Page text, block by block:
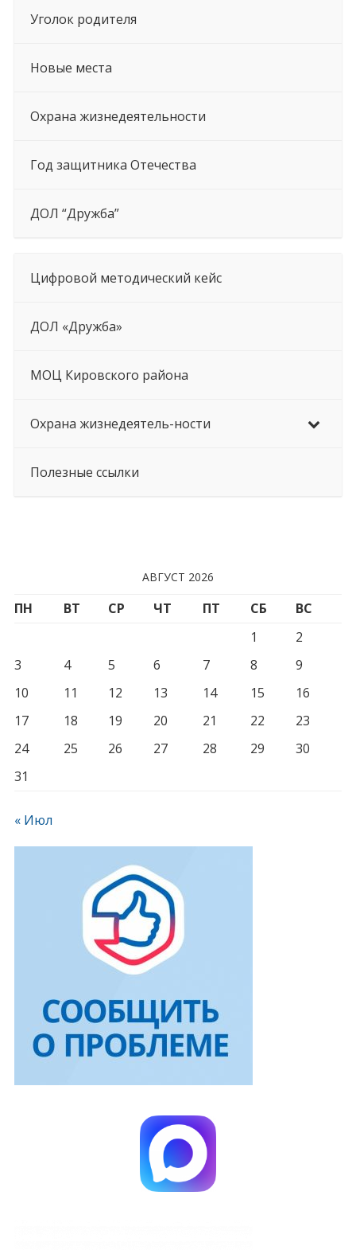
Уголок родителя
Новые места
Охрана жизнедеятельности
Год защитника Отечества
ДОЛ “Дружба”
Цифровой методический кейс
ДОЛ «Дружба»
МОЦ Кировского района
Охрана жизнедеятель-ности
Полезные ссылки
АВГУСТ 2026
ПН ВТ СР ЧТ ПТ СБ
ВС
1
2
3
4 5 6 7 8
9
10
11 12 13 14 15
16
17
18 19 20 21 22
23
24
25 26 27 28 29
30
31
« Июл